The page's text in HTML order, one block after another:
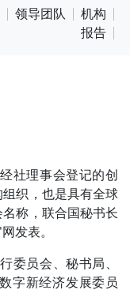
领导团队
机构
报告
社理事会登记的创
织，也是具有全球
称，联合国秘书长
发表。
委员会、秘书局、
字新经济发展委员